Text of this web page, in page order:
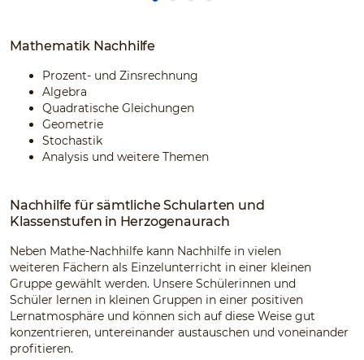
Mathematik Nachhilfe
Prozent- und Zinsrechnung
Algebra
Quadratische Gleichungen
Geometrie
Stochastik
Analysis und weitere Themen
Nachhilfe für sämtliche Schularten und
Klassenstufen in Herzogenaurach
Neben Mathe-Nachhilfe kann Nachhilfe in vielen
weiteren Fächern als Einzelunterricht in einer kleinen
Gruppe gewählt werden. Unsere Schülerinnen und
Schüler lernen in kleinen Gruppen in einer positiven
Lernatmosphäre und können sich auf diese Weise gut
konzentrieren, untereinander austauschen und voneinander
profitieren.